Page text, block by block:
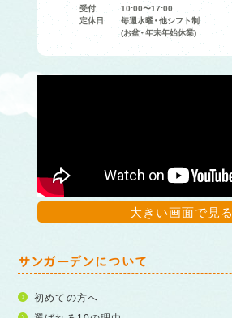
受付
10:00〜17:00
定休日
毎週水曜・他シフト制
(お盆・年末年始休業)
大きい画面で見る
サンガーデンについて
初めての方へ